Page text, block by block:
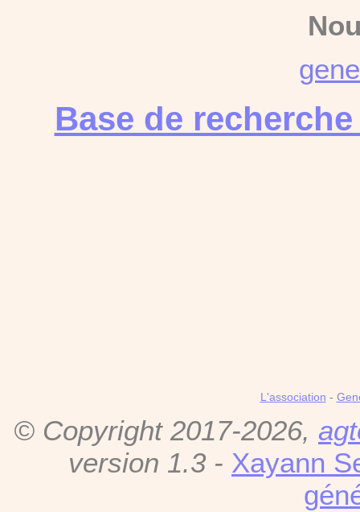
Base de
L'association -
© Copyright 2017-2026,
version 1.3 - Xayann